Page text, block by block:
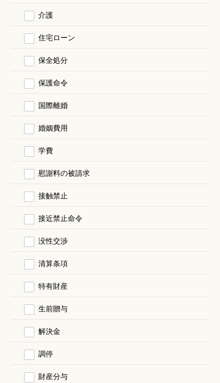
介護
住宅ローン
保全処分
保護命令
国際離婚
婚姻費用
学費
慰謝料の被請求
接触禁止
接近禁止命令
没性交渉
清算条項
特有財産
生前贈与
解決金
調停
財産分与